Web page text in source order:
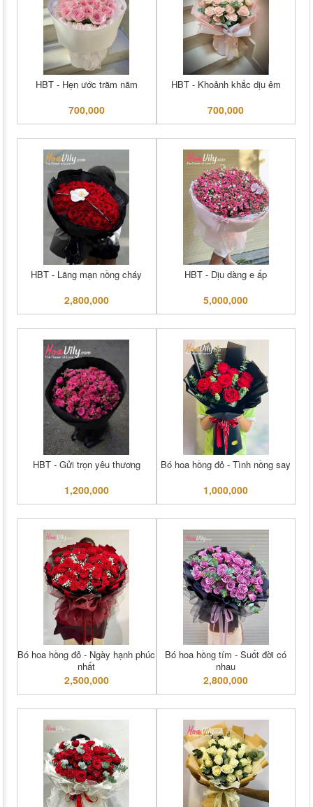
HBT - Hẹn ước trăm năm
700,000
HBT - Khoảnh khắc dịu êm
700,000
HBT - Lãng mạn nồng cháy
2,800,000
HBT - Dịu dàng e ấp
5,000,000
HBT - Gửi trọn yêu thương
1,200,000
Bó hoa hồng đỏ - Tình nồng say
1,000,000
Bó hoa hồng đỏ - Ngày hạnh phúc
nhất
2,500,000
Bó hoa hồng tím - Suốt đời có
nhau
2,800,000